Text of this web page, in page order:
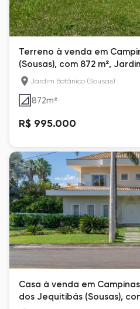
Terreno à venda em
(Sousas), com 872 m²,
Jardim Botânico (Sousas)
872m²
R$ 995.000
Casa à venda em
dos Jequitibás (Sousas),